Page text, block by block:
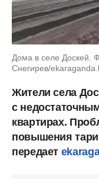
Дома в селе Доскей.
Снегирев/
Жители села
с
квартирах.
повышения
передает